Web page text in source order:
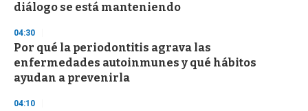
diálogo se está manteniendo
04:30
Por qué la periodontitis agrava las
enfermedades autoinmunes y qué hábitos
ayudan a prevenirla
04:10